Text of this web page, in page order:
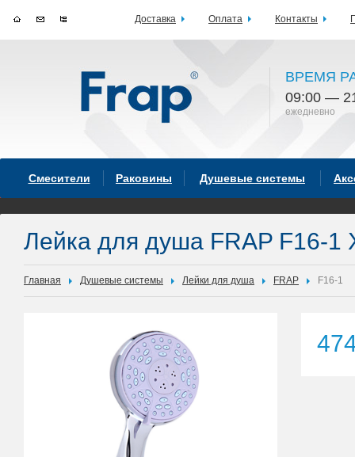
ВРЕМЯ
09:00 —
ежедневно
Смесители Раковины Душевые системы
Лейка для душа FRAP F16-1
Главная Душевые системы Лейки для душа FRAP F16-1
Доставка Оплата Контакты